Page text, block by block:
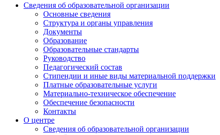
Сведения об образовательной организации
Основные сведения
Структура и органы управления
Документы
Образование
Образовательные стандарты
Руководство
Педагогический состав
Стипендии и иные виды материальной поддержки
Платные образовательные услуги
Материально-техническое обеспечение
Обеспечение безопасности
Контакты
О центре
Сведения об образовательной организации